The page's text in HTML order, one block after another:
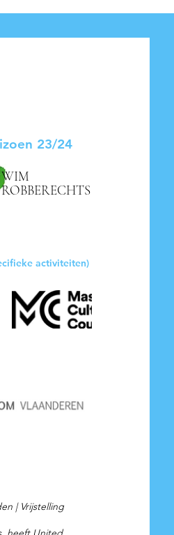
23/24
WIM
ROBBERECHTS
activiteiten)
| Vrijstelling